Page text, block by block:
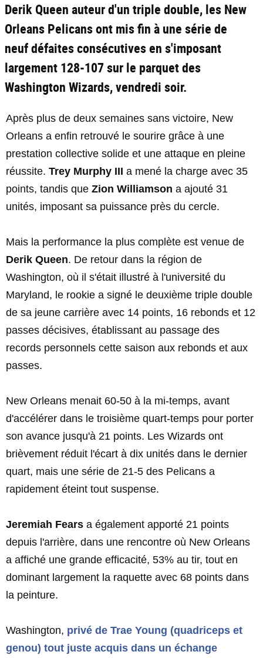
Derik Queen auteur d'un triple double, les New
Orleans Pelicans ont mis fin à une série de
neuf défaites consécutives en s'imposant
largement 128-107 sur le parquet des
Washington Wizards, vendredi soir.
Après plus de deux semaines sans victoire, New
Orleans a enfin retrouvé le sourire grâce à une
prestation collective solide et une attaque en pleine
réussite. Trey Murphy III a mené la charge avec 35
points, tandis que Zion Williamson a ajouté 31
unités, imposant sa puissance près du cercle.
Mais la performance la plus complète est venue de
Derik Queen. De retour dans la région de
Washington, où il s'était illustré à l'université du
Maryland, le rookie a signé le deuxième triple double
de sa jeune carrière avec 14 points, 16 rebonds et 12
passes décisives, établissant au passage des
records personnels cette saison aux rebonds et aux
passes.
New Orleans menait 60-50 à la mi-temps, avant
d'accélérer dans le troisième quart-temps pour porter
son avance jusqu'à 21 points. Les Wizards ont
brièvement réduit l'écart à dix unités dans le dernier
quart, mais une série de 21-5 des Pelicans a
rapidement éteint tout suspense.
Jeremiah Fears a également apporté 21 points
depuis l'arrière, dans une rencontre où New Orleans
a affiché une grande efficacité, 53% au tir, tout en
dominant largement la raquette avec 68 points dans
la peinture.
Washington, privé de Trae Young (quadriceps et
genou) tout juste acquis dans un échange